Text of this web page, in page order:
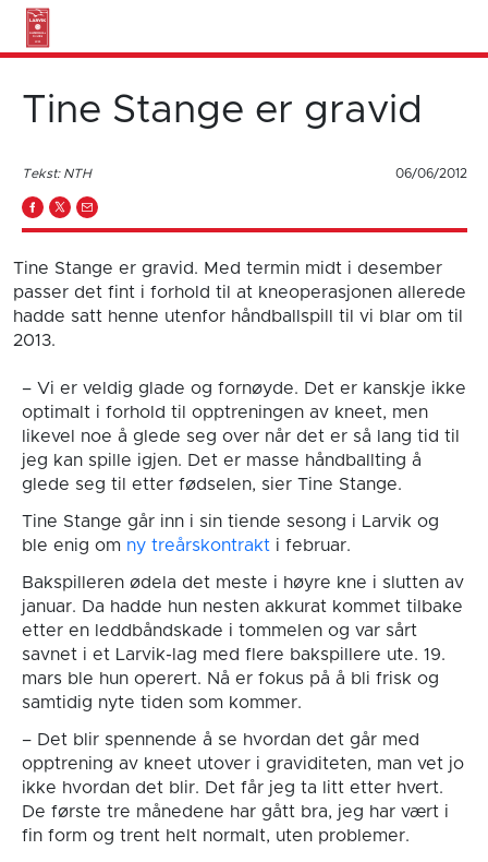
Tine Stange er gravid
Tekst: NTH 06/06/2012
Tine Stange er gravid. Med termin midt i desember
passer det fint i forhold til at kneoperasjonen allerede
hadde satt henne utenfor håndballspill til vi blar om til
2013.
– Vi er veldig glade og fornøyde. Det er kanskje ikke
optimalt i forhold til opptreningen av kneet, men
likevel noe å glede seg over når det er så lang tid til
jeg kan spille igjen. Det er masse håndballting å
glede seg til etter fødselen, sier Tine Stange.
Tine Stange går inn i sin tiende sesong i Larvik og
ble enig om ny treårskontrakti februar.
Bakspilleren ødela det meste i høyre kne i slutten av
januar. Da hadde hun nesten akkurat kommet tilbake
etter en leddbåndskade i tommelen og var sårt
savnet i et Larvik-lag med flere bakspillere ute. 19.
mars ble hun operert. Nå er fokus på å bli frisk og
samtidig nyte tiden som kommer.
– Det blir spennende å se hvordan det går med
opptrening av kneet utover i graviditeten, man vet jo
ikke hvordan det blir. Det får jeg ta litt etter hvert.
De første tre månedene har gått bra, jeg har vært i
fin form og trent helt normalt, uten problemer.